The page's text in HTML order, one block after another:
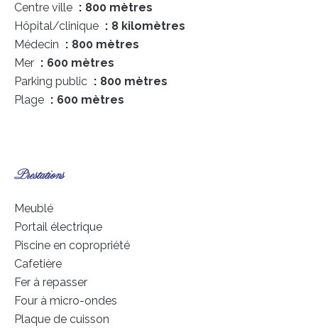
Centre ville
800 mètres
Hôpital/clinique
8 kilomètres
Médecin
800 mètres
Mer
600 mètres
Parking public
800 mètres
Plage
600 mètres
Prestations
Meublé
Portail électrique
Piscine en copropriété
Cafetière
Fer à repasser
Four à micro-ondes
Plaque de cuisson